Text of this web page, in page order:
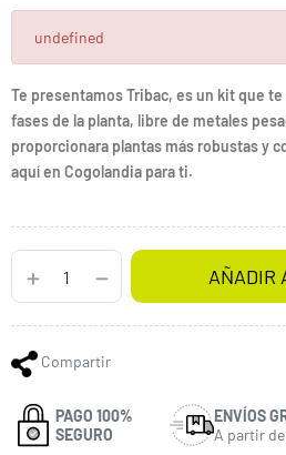
undefined
Te presentamos Tribac, es un kit que
fases de la planta, libre de metales
proporcionara plantas más robustas y
aquí en Cogolandia para ti.
AÑADIR
Compartir
PAGO 100%
SEGURO
ENVÍOS
A partir